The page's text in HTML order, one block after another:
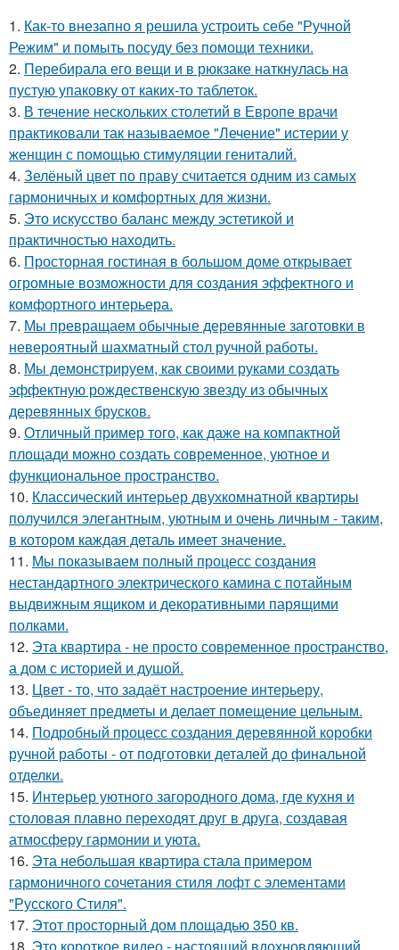
1. Как-то внезапно я решила устроить себе "Ручной
Режим" и помыть посуду без помощи техники.
2. Перебирала его вещи и в рюкзаке наткнулась на
пустую упаковку от каких-то таблеток.
3. В течение нескольких столетий в Европе врачи
практиковали так называемое "Лечение" истерии у
женщин с помощью стимуляции гениталий.
4. Зелёный цвет по праву считается одним из самых
гармоничных и комфортных для жизни.
5. Это искусство баланс между эстетикой и
практичностью находить.
6. Просторная гостиная в большом доме открывает
огромные возможности для создания эффектного и
комфортного интерьера.
7. Мы превращаем обычные деревянные заготовки в
невероятный шахматный стол ручной работы.
8. Мы демонстрируем, как своими руками создать
эффектную рождественскую звезду из обычных
деревянных брусков.
9. Отличный пример того, как даже на компактной
площади можно создать современное, уютное и
функциональное пространство.
10. Классический интерьер двухкомнатной квартиры
получился элегантным, уютным и очень личным - таким,
в котором каждая деталь имеет значение.
11. Мы показываем полный процесс создания
нестандартного электрического камина с потайным
выдвижным ящиком и декоративными парящими
полками.
12. Эта квартира - не просто современное пространство,
а дом с историей и душой.
13. Цвет - то, что задаёт настроение интерьеру,
объединяет предметы и делает помещение цельным.
14. Подробный процесс создания деревянной коробки
ручной работы - от подготовки деталей до финальной
отделки.
15. Интерьер уютного загородного дома, где кухня и
столовая плавно переходят друг в друга, создавая
атмосферу гармонии и уюта.
16. Эта небольшая квартира стала примером
гармоничного сочетания стиля лофт с элементами
"Русского Стиля".
17. Этот просторный дом площадью 350 кв.
18. Это короткое видео - настоящий вдохновляющий